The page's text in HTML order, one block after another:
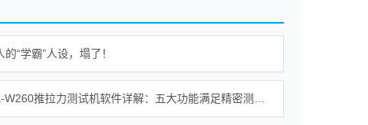
的“学霸”人设，塌了！